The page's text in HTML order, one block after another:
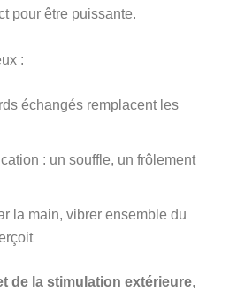
pour être puissante.
:
échangés remplacent les
: un souffle, un frôlement
la main, vibrer ensemble du
de la stimulation extérieure,